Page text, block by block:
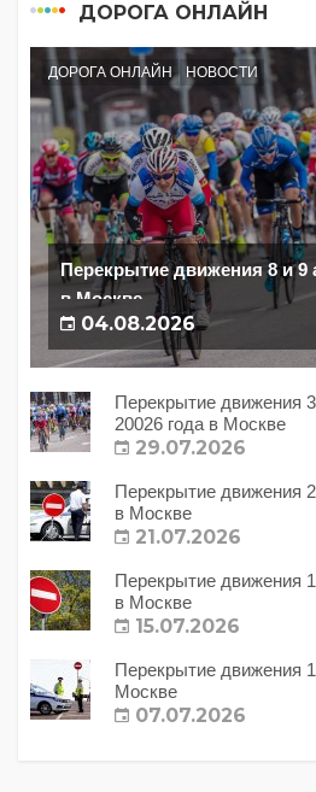
ДОРОГА ОНЛАЙН
ДОРОГА ОНЛАЙН НОВОСТИ
Перекрытие движения 8 и 9
в Москве
04.08.2026
Перекрытие движения
20026 года в Москве
29.07.2026
Перекрытие движения
в Москве
21.07.2026
Перекрытие движения
в Москве
15.07.2026
Перекрытие движения
Москве
07.07.2026